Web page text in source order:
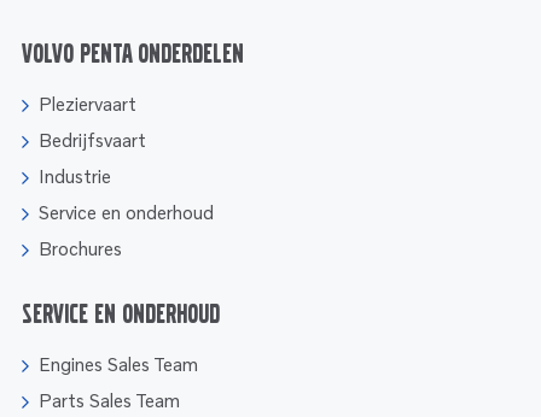
Volvo Penta onderdelen
Pleziervaart
Bedrijfsvaart
Industrie
Service en onderhoud
Brochures
Service en onderhoud
Engines Sales Team
Parts Sales Team